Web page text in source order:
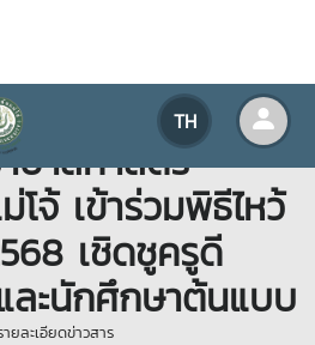
TH
ารย์ นักศึกษาชั้น
าลศาสตร์
จ้ เข้าร่วมพิธีไหว้
เชิดชูครูดี
ละนักศึกษาต้นแบบ
ายละเอียดข่าวสาร